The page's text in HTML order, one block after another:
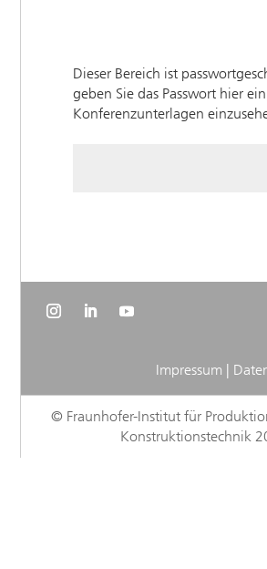
Impressum
© Fraunhofer-Institut für
Konstruktionstechnik